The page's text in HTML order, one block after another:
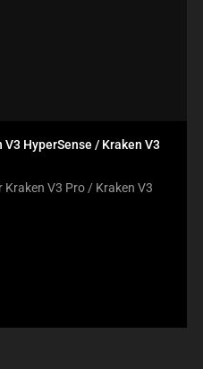
V3 HyperSense / Kraken V3
V3 Pro / Kraken V3